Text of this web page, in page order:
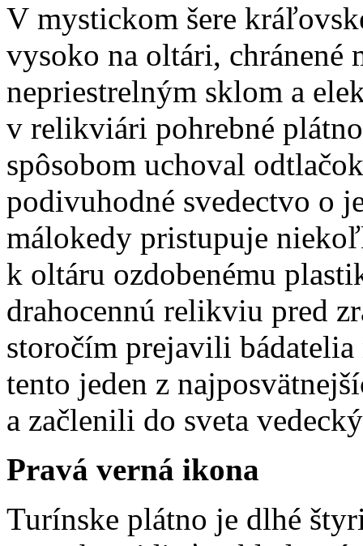
V mystickom šere
vysoko na oltári, chránené
nepriestrelným sklom a
v relikviári pohrebné
spôsobom uchoval
podivuhodné svedectvo o
málokedy pristupuje
k oltáru ozdobenému
drahocennú relikviu pred
storočím prejavili
tento jeden z
a začlenili do sveta
Pravá verná ikona
Turínske plátno je dlhé